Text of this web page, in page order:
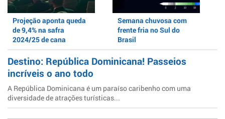
Projeção aponta queda
de 9,4% na safra
2024/25 de cana
Semana chuvosa com
frente fria no Sul do
Brasil
Destino: República Dominicana! Passeios
incríveis o ano todo
A República Dominicana é um paraíso caribenho com uma
diversidade de atrações turísticas...